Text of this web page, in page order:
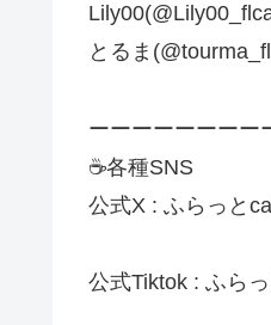
とるま
ーーーーーーーー
☕各種SNS
公式X : ふらっと
公式Tiktok : ふら